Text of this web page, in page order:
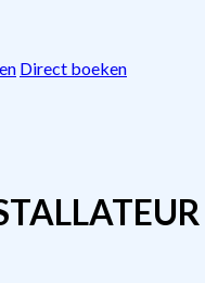
Direct boeken